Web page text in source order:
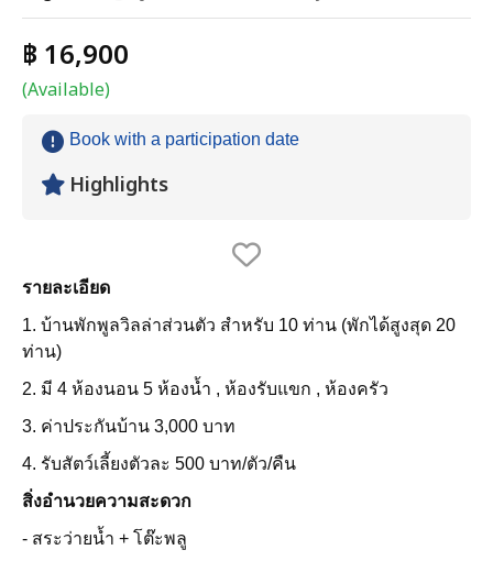
฿ 16,900
(Available)
Book with a participation date
Highlights
รายละเอียด
1. บ้านพักพูลวิลล่าส่วนตัว สำหรับ 10 ท่าน (พักได้สูงสุด 20
ท่าน)
2. มี 4 ห้องนอน 5 ห้องน้ำ , ห้องรับแขก , ห้องครัว
3. ค่าประกันบ้าน 3,000 บาท
4. รับสัตว์เลี้ยงตัวละ 500 บาท/ตัว/คืน
สิ่งอำนวยความสะดวก
- สระว่ายน้ำ + โต๊ะพลู